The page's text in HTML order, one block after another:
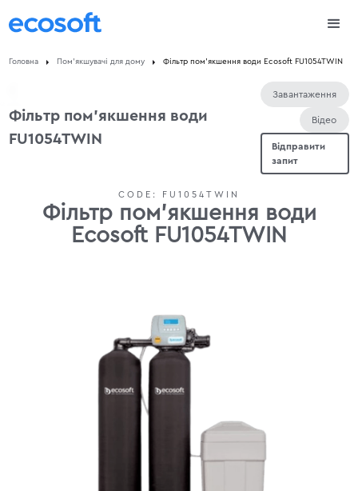
Головна Пом'якшувачі для дому Фільтр пом'якшення води Ecosoft FU1054TWIN
Фільтр пом'якшення води
FU1054TWIN
Завантаження
Відео
Відправити
запит
CODE: FU1054TWIN
Фільтр пом'якшення води
Ecosoft FU1054TWIN